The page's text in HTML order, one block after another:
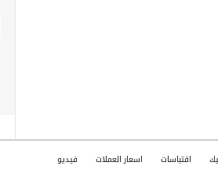
اقتباسات اسعار العملات فيديو